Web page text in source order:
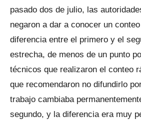
pasado dos de julio, las
negaron a dar a conocer un
diferencia entre el primero y el
estrecha, de menos de un punto
técnicos que realizaron el conteo
que recomendaron no difundirlo
trabajo cambiaba
segundo, y la diferencia era muy